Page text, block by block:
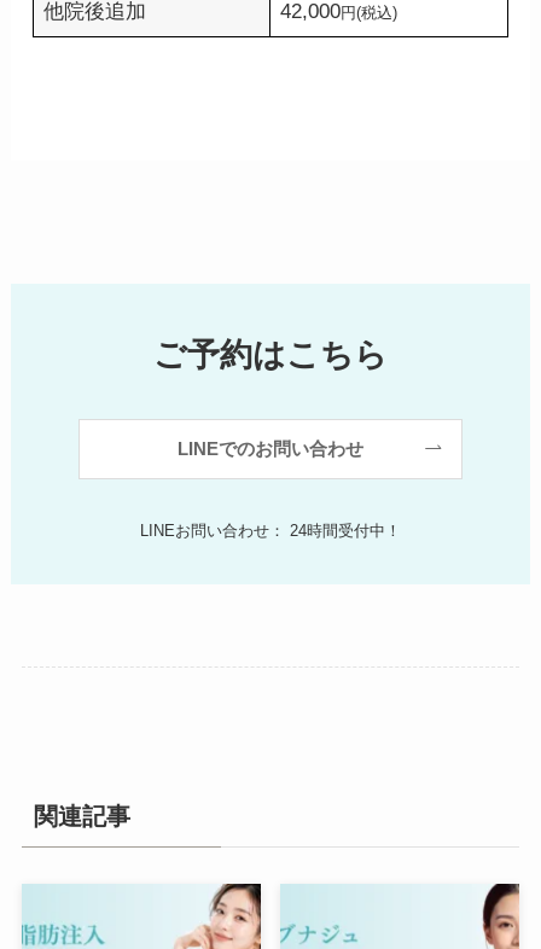
他院後追加 42,000円(税込)
ご予約はこちら
LINEでのお問い合わせ
LINEお問い合わせ： 24時間受付中！
関連記事